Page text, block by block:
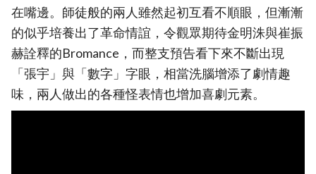
在嘴邊。師徒般的兩人雖然起初互看不順眼，但漸漸
的似乎培養出了革命情誼，令觀眾期待金明洙與崔振
赫詮釋的Bromance，而整支預告看下來不斷出現
「張宇」與「數字」字眼，相當洗腦增添了劇情趣
味，兩人做出的各種怪表情也增加喜劇元素。